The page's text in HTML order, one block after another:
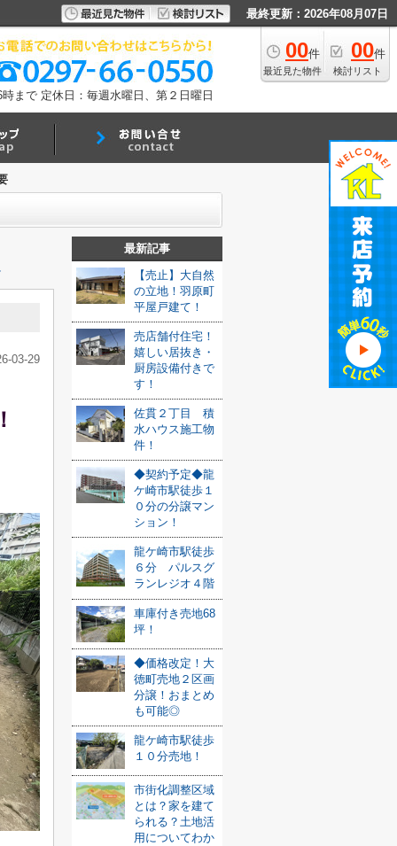
最終更新：2026年08月07日
00件
最近見た物件
00件
検討リスト
時まで 定休日：毎週水曜日、第２日曜日
03-29
最新記事
【売止】大自然
の立地！羽原町
平屋戸建て！
売店舗付住宅！
嬉しい居抜き・
厨房設備付きで
す！
佐貫２丁目 積
水ハウス施工物
件！
◆契約予定◆龍
ケ崎市駅徒歩１
０分の分譲マン
ション！
龍ケ崎市駅徒歩
６分 パルスグ
ランレジオ４階
車庫付き売地68
坪！
◆価格改定！大
徳町売地２区画
分譲！おまとめ
も可能◎
龍ケ崎市駅徒歩
１０分売地！
市街化調整区域
とは？家を建て
られる？土地活
用についてわか